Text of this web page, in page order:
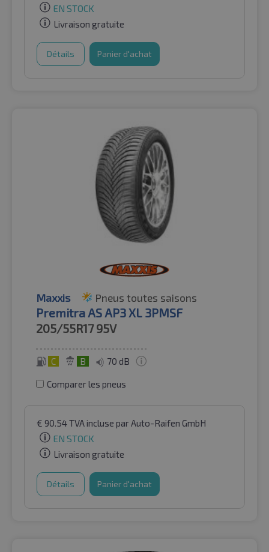
EN STOCK
Livraison gratuite
Détails Panier d'achat
Maxxis Pneus toutes saisons
Premitra AS AP3 XL 3PMSF
205/55R17 95V
C B 70 dB
Comparer les pneus
€ 90.54TVA incluse par Auto-Raifen GmbH
EN STOCK
Livraison gratuite
Détails Panier d'achat